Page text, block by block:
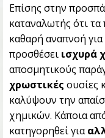
Επίσης στην
καταναλωτής ότι
καθαρή αναπνοή
προσθέσει ισχυρά
αποσμητικούς
χρωστικές ουσίες
καλύψουν την
χημικών. Κάποια
κατηγορηθεί για